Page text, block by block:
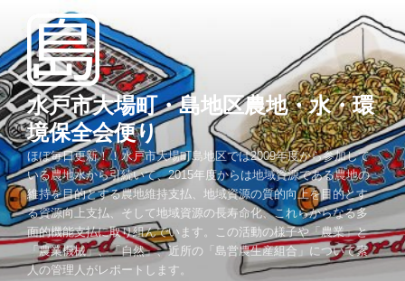
テ
ン
ツ
へ
ス
キ
ッ
プ
水戸市大場町・島地区農地・水・環
境保全会便り
ほぼ毎日更新！！水戸市大場町島地区では2009年度から参加して
いる農地水から引続いて、2015年度からは地域資源である農地の
維持を目的とする農地維持支払、地域資源の質的向上を目的とす
る資源向上支払、そして地域資源の長寿命化、これらからなる多
面的機能支払に取り組んでいます。この活動の様子や「農業」と
「農業機械」、「自然」、近所の「島営農生産組合」について素
人の管理人がレポートします。